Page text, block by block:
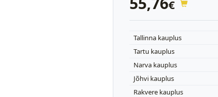
€
Tallinna kauplus
Tartu kauplus
Narva kauplus
Jõhvi kauplus
Rakvere kauplus